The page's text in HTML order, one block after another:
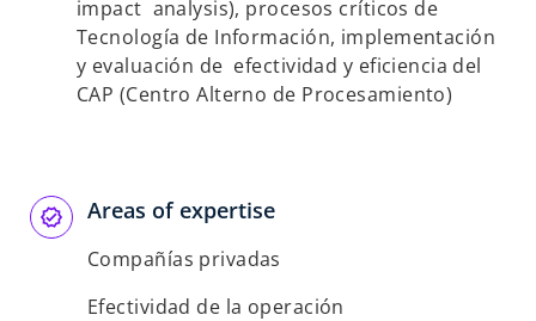
impact analysis), procesos críticos de
Tecnología de Información, implementación
y evaluación de efectividad y eficiencia del
CAP (Centro Alterno de Procesamiento)
Areas of expertise
Compañías privadas
Efectividad de la operación